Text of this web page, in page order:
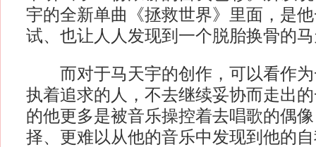
宇的全新单曲《拯救世界》里面，是
试、也让人人发现到一个脱胎换骨的
而对于马天宇的创作，可以看作为
执着追求的人，不去继续妥协而走出
的他更多是被音乐操控着去唱歌的偶
择、更难以从他的音乐中发现到他的